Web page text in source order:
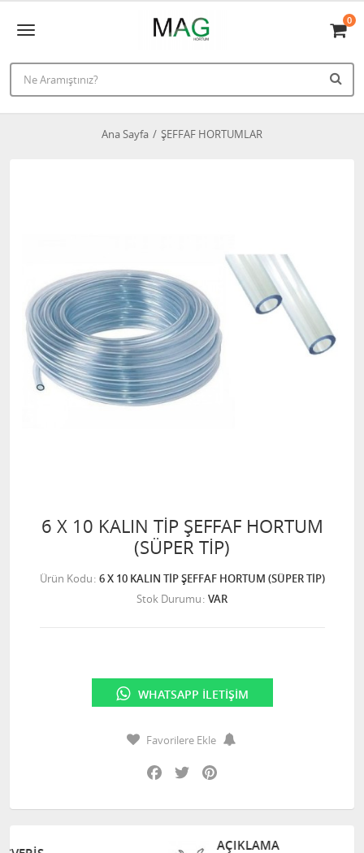
0
Ana Sayfa ŞEFFAF HORTUMLAR
6 X 10 KALIN TİP ŞEFFAF HORTUM
(SÜPER TİP)
Ürün Kodu 6 X 10 KALIN TİP ŞEFFAF HORTUM (SÜPER TİP)
Stok Durumu VAR
WHATSAPP İLETIŞIM
Favorilere Ekle
Facebook
Twitter